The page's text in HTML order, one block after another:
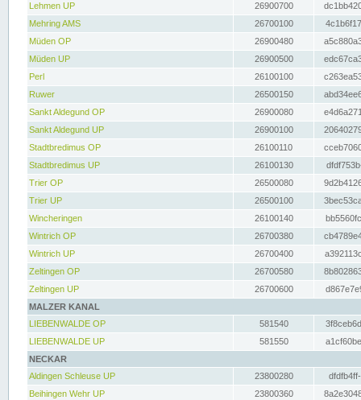
Lehmen UP
26900700
Mehring AMS
26700100
Müden OP
26900480
Müden UP
26900500
Perl
26100100
Ruwer
26500150
Sankt Aldegund OP
26900080
Sankt Aldegund UP
26900100
Stadtbredimus OP
26100110
Stadtbredimus UP
26100130
Trier OP
26500080
Trier UP
26500100
Wincheringen
26100140
Wintrich OP
26700380
Wintrich UP
26700400
Zeltingen OP
26700580
Zeltingen UP
26700600
MALZER KANAL
LIEBENWALDE OP
581540
LIEBENWALDE UP
581550
NECKAR
Aldingen Schleuse UP
23800280
Beihingen Wehr UP
23800360